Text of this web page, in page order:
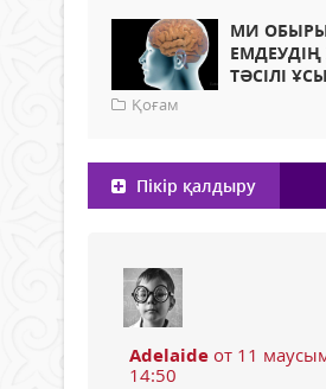
МИ
ТӘСІЛІ
Қоғам
Пікір қалдыру
Adelaide от 11
14:50